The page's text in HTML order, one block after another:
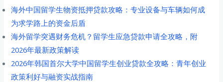
海外中国留学生物资抵押贷款攻略：专业设备与车辆如何成
为求学路上的资金后盾
海外留学突遇财务危机？留学生应急贷款申请全攻略，附
2026年最新政策解读
2026年韩国首尔大学中国留学生创业贷款全攻略：青年创业
政策利好与融资实战指南